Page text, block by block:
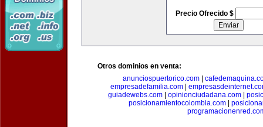
Precio Ofrecido $
Otros dominios en venta:
anunciospuertorico.com|
empresadefamilia.com
guiadewebs.com
opinionciudadana.com
posicionamientocolombia.com|